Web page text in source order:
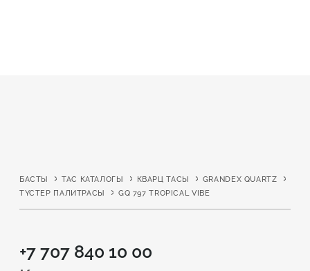
БАСТЫ ТАС КАТАЛОГЫ КВАРЦ ТАСЫ
GRANDEX QUARTZ
ТҮСТЕР ПАЛИТРАСЫ
GQ 797 TROPICAL VIBE
+7 707 840 10 00